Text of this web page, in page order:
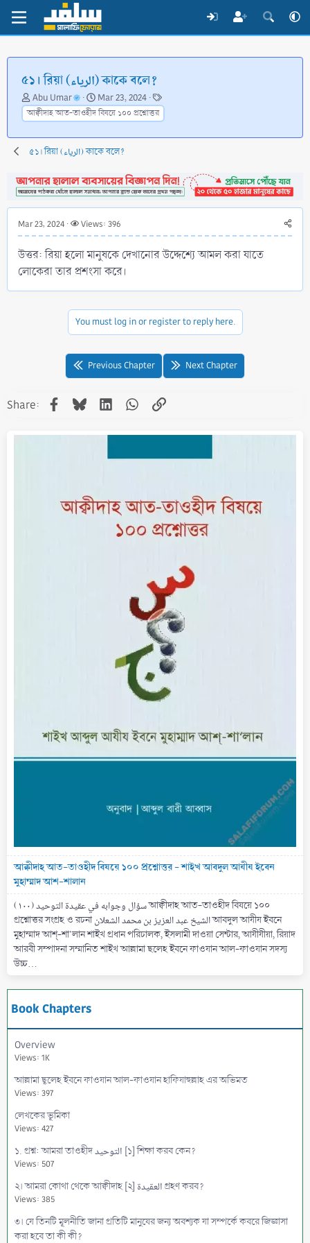
৫১। রিয়া (الرياء) কাকে বলে?
T
h
r
e
a
s
t
t
r
Abu Umar
S
t
a
r
t
a
t
Mar 23, 2024
T
a
g
s
আক্বীদাহ আত-তাওহীদ বিষয়ে ১০০ প্রশ্নোত্তর
৫১। রিয়া (الرياء) কাকে বলে?
Mar 23, 2024 Views: 396
উত্তর: রিয়া হলো মানুষকে দেখানোর উদ্দেশ্যে আমল করা যাতে
লোকেরা তার প্রশংসা করে।
You must log in or register to reply here.
Previous Chapter Next Chapter
Share: Facebook
BlueskyLinkedInWhatsApp
Link
আক্বীদাহ আত-তাওহীদ বিষয়ে ১০০ প্রশ্নোত্তর - শাইখ আবদুল আযীয ইবেন
মুহাম্মাদ আশ-শালান
(۱۰۰) سؤال وجوابه في عقيدة التوحيد আক্বীদাহ আত-তাওহীদ বিষয়ে ১০০
প্রশ্নোত্তর সংগ্রহ ও রচনা الشيخ عبد العزيز بن محمد الشعلان আবদুল আযীয ইবনে
মুহাম্মাদ আশ্-শা'লান শাইখ প্রধান পরিচালক, ইসলামী দাওয়া সেন্টার, আযীযীয়া, রিয়াদ
আরবী সম্পাদনা সম্মানিত শাইখ আল্লামা ছলেহ ইবনে ফাওযান আল-ফাওযান সদস্য
উচ্চ...
Book Chapters
Overview
Views: 1K
আল্লামা ছ্বলেহ ইবনে ফাওযান আল-ফাওযান হাফিযাহুল্লাহ এর অভিমত
Views: 397
লেখকের ভূমিকা
Views: 427
১. প্রশ্ন: আমরা তাওহীদ التوحيد [১] শিক্ষা করব কেন?
Views: 507
২। আমরা কোথা থেকে আক্বীদাহ [২] العقيدة গ্রহণ করব?
Views: 385
৩। যে তিনটি মূলনীতি জানা প্রতিটি মানুষের জন্য অবশ্যক যা সম্পর্কে কবরে জিজ্ঞাসা
করা হবে তা কী কী?